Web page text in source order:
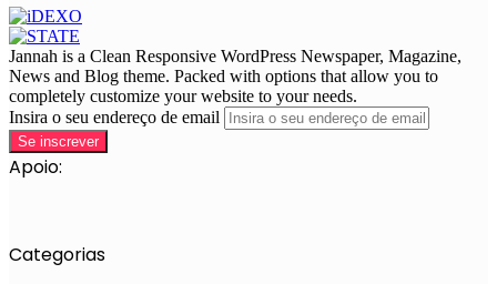
Jannah is a Clean Responsive WordPress Newspaper, Magazine,
News and Blog theme. Packed with options that allow you to
completely customize your website to your needs.
Insira o seu endereço de email
Apoio:
Categorias